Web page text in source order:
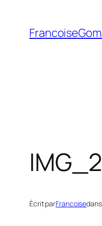
contenu
Écrit parFrancoisedans